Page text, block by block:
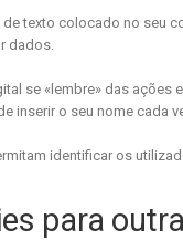
texto colocado no seu
dados.
se «lembre» das
inserir o seu nome cada
identificar os
para